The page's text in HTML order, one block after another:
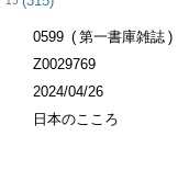
0599
第一書庫雑誌
Z0029769
2024/04/26
日本のこころ